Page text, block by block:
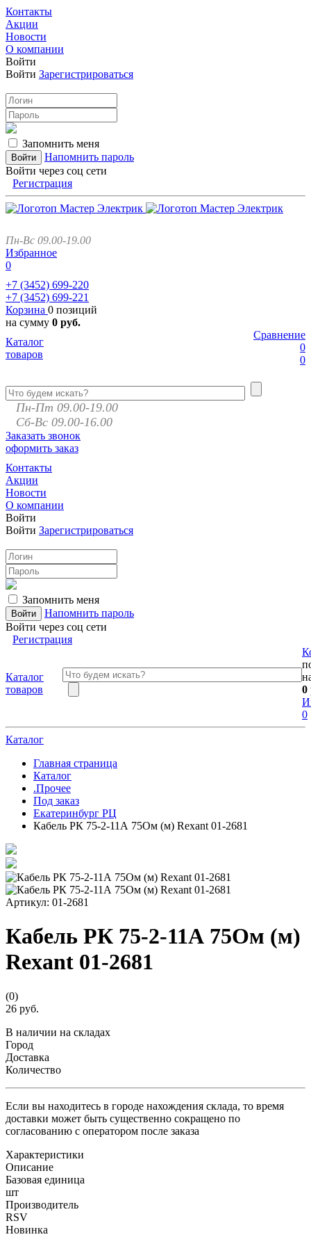
Контакты
Акции
Новости
О компании
Войти
Войти Зарегистрироваться
Запомнить меня
Напомнить пароль
Войти через соц сети
Регистрация
Пн-Вс 09.00-19.00
Избранное
0
+7 (3452) 699-220
+7 (3452) 699-221
Корзина 0 позиций
на сумму 0 руб.
Сравнение
0
0
Каталог
товаров
Пн-Пт 09.00-19.00
Сб-Вс 09.00-16.00
Заказать звонок
оформить заказ
Контакты
Акции
Новости
О компании
Войти
Войти Зарегистрироваться
Запомнить меня
Напомнить пароль
Войти через соц сети
Регистрация
Каталог
товаров
0
0
Каталог
Главная страница
Каталог
.Прочее
Под заказ
Екатеринбург РЦ
Кабель РК 75-2-11А 75Ом (м) Rexant 01-2681
Артикул: 01-2681
Кабель РК 75-2-11А 75Ом (м)
Rexant 01-2681
(0)
26 руб.
В наличии на складах
Город
Доставка
Количество
Если вы находитесь в городе нахождения склада, то время
доставки может быть существенно сокращено по
согласованию с оператором после заказа
Характеристики
Описание
Базовая единица
шт
Производитель
RSV
Новинка